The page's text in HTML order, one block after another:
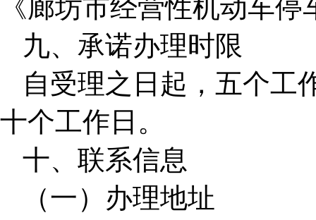
《廊坊市经营性机动车
九、承诺办理时限
自受理之日起，五个工
十个工作日。
十、联系信息
（一）办理地址